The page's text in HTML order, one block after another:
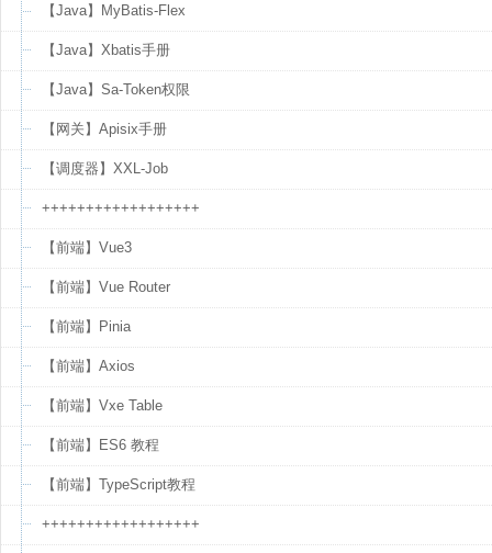
【Java】MyBatis-Flex
【Java】Xbatis手册
【Java】Sa-Token权限
【网关】Apisix手册
【调度器】XXL-Job
++++++++++++++++++
【前端】Vue3
【前端】Vue Router
【前端】Pinia
【前端】Axios
【前端】Vxe Table
【前端】ES6 教程
【前端】TypeScript教程
++++++++++++++++++